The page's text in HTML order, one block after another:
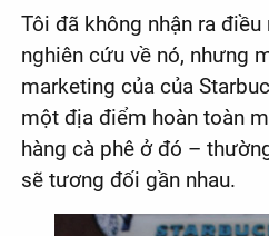
Tôi đã không nhận ra
nghiên cứu về nó, nhưng
marketing của của
một địa điểm hoàn toàn
hàng cà phê ở đó –
sẽ tương đối gần nhau.